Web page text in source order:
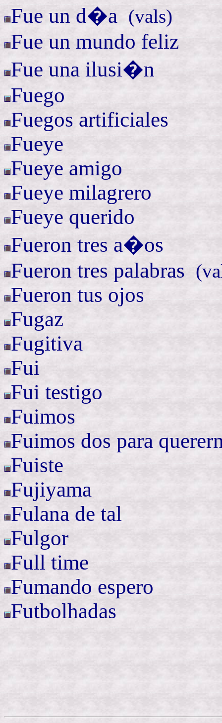
Fue un d�a (vals)
Fue un mundo feliz
Fue una ilusi�n
Fuego
Fuegos artificiales
Fueye
Fueye amigo
Fueye milagrero
Fueye querido
Fueron tres a�os
Fueron tres palabras (
Fueron tus ojos
Fugaz
Fugitiva
Fui
Fui testigo
Fuimos
Fuimos dos para
Fuiste
Fujiyama
Fulana de tal
Fulgor
Full time
Fumando espero
Futbolhadas